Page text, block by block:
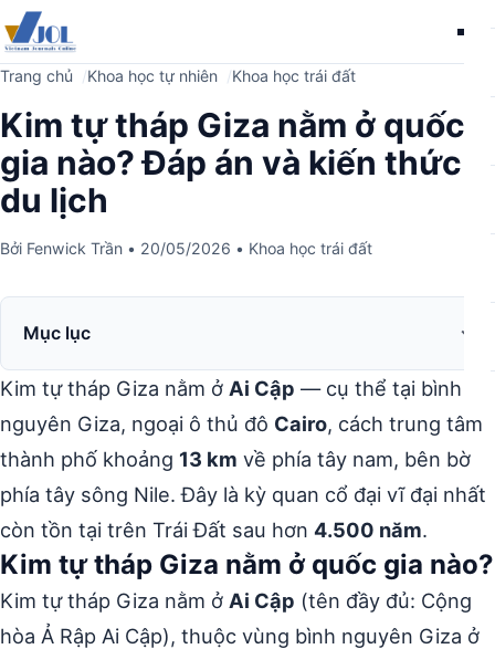
Trang chủ Khoa học tự nhiên Khoa học trái đất
Kim tự tháp Giza nằm ở quốc
gia nào? Đáp án và kiến thức
du lịch
Bởi Fenwick Trần • 20/05/2026 • Khoa học trái đất
Mục lục
Kim tự tháp Giza nằm ở Ai Cập — cụ thể tại bình
nguyên Giza, ngoại ô thủ đô Cairo, cách trung tâm
thành phố khoảng 13 km về phía tây nam, bên bờ
phía tây sông Nile. Đây là kỳ quan cổ đại vĩ đại nhất
còn tồn tại trên Trái Đất sau hơn 4.500 năm.
Kim tự tháp Giza nằm ở quốc gia nào?
Kim tự tháp Giza nằm ở Ai Cập (tên đầy đủ: Cộng
hòa Ả Rập Ai Cập), thuộc vùng bình nguyên Giza ở